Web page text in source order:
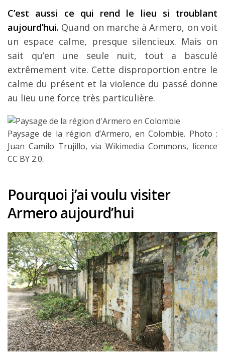
C’est aussi ce qui rend le lieu si troublant
aujourd’hui. Quand on marche à Armero, on voit
un espace calme, presque silencieux. Mais on
sait qu’en une seule nuit, tout a basculé
extrêmement vite. Cette disproportion entre le
calme du présent et la violence du passé donne
au lieu une force très particulière.
Paysage de la région d’Armero, en Colombie. Photo :
Juan Camilo Trujillo, via Wikimedia Commons, licence
CC BY 2.0.
Pourquoi j’ai voulu visiter
Armero aujourd’hui